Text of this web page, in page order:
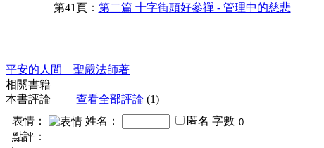
第41頁： 第二篇 十字街頭好參禪 - 管理中的慈悲
平安的人間 聖嚴法師著
相關書籍
本書評論
查看全部評論 (1)
表情：
姓名： 匿名 字數
點評：